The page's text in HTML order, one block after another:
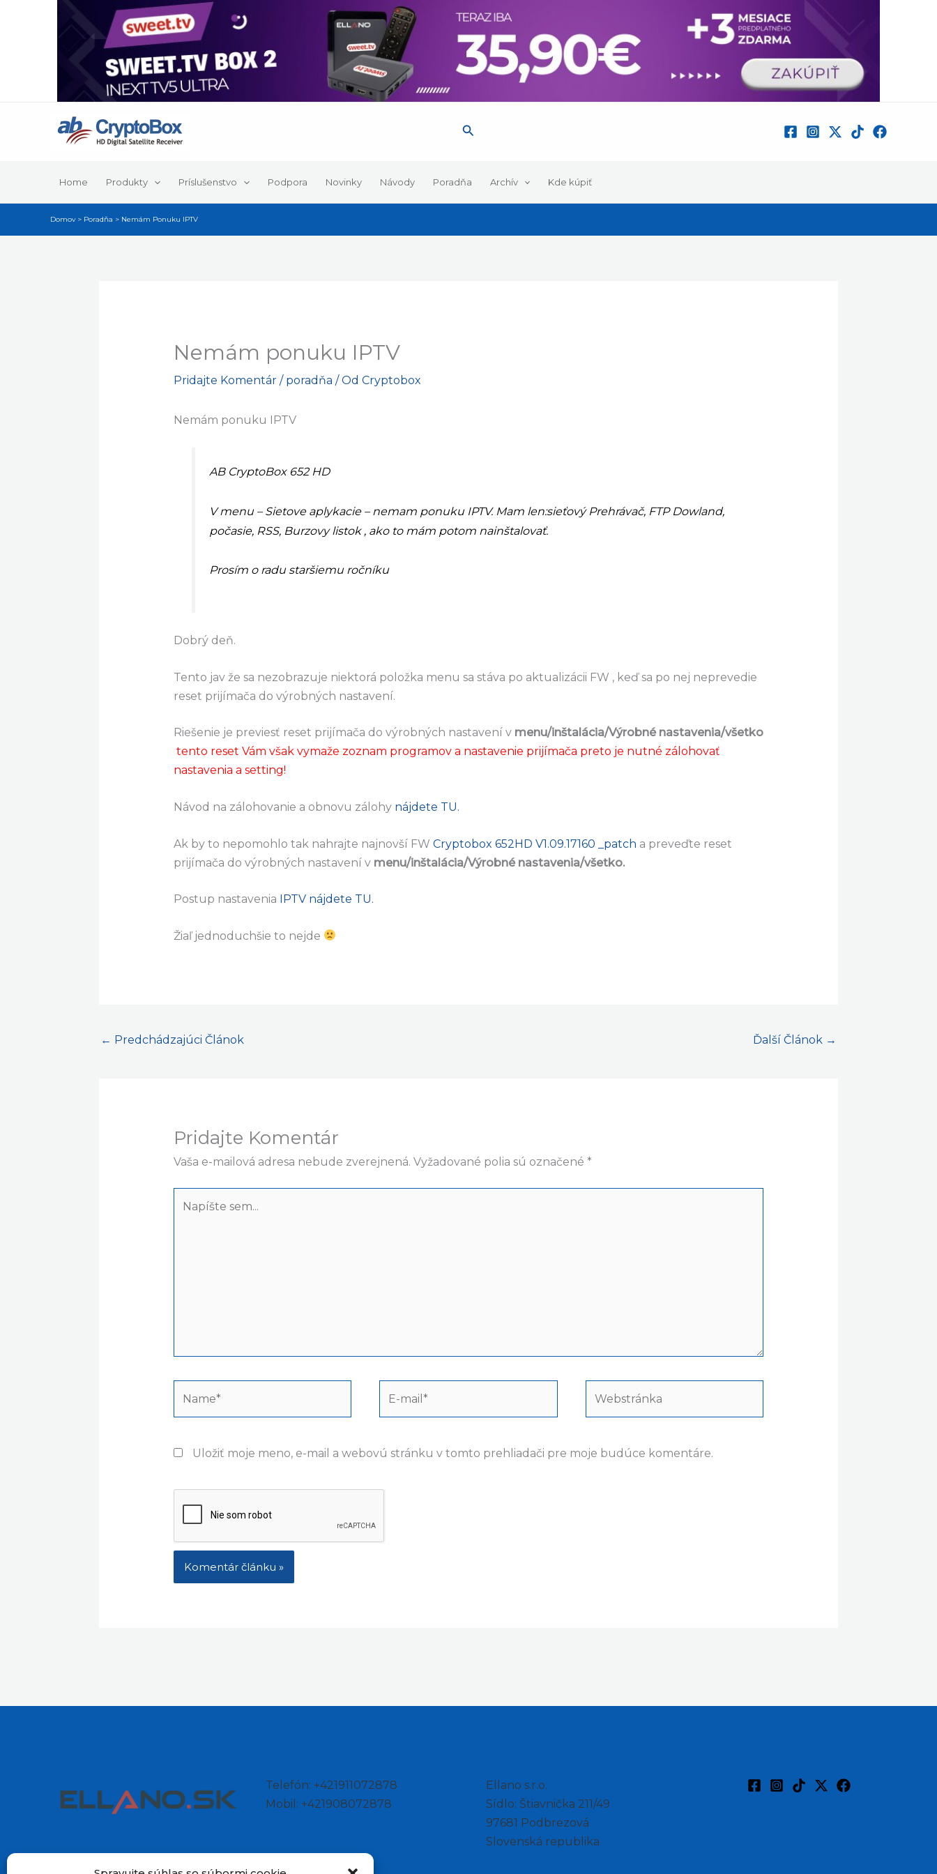
Hľadať
Home Produkty Príslušenstvo Podpora Novinky Návody Poradňa Archív Kde kúpiť
Domov Poradňa Nemám Ponuku IPTV
Nemám ponuku IPTV
Pridajte Komentár / poradňa / Od Cryptobox
Nemám ponuku IPTV
AB CryptoBox 652 HD
V menu – Sietove aplykacie – nemam ponuku IPTV. Mam len:sieťový Prehrávač, FTP Dowland,
počasie, RSS, Burzovy listok , ako to mám potom nainštalovať.
Prosím o radu staršiemu ročníku
Dobrý deň.
Tento jav že sa nezobrazuje niektorá položka menu sa stáva po aktualizácii FW , keď sa po nej neprevedie
reset prijímača do výrobných nastavení.
Riešenie je previesť reset prijímača do výrobných nastavení v menu/inštalácia/Výrobné nastavenia/všetko
tento reset Vám však vymaže zoznam programov a nastavenie prijímača preto je nutné zálohovať
nastavenia a setting!
Návod na zálohovanie a obnovu zálohy nájdete TU.
Ak by to nepomohlo tak nahrajte najnovší FW Cryptobox 652HD V1.09.17160 _patch a preveďte reset
prijímača do výrobných nastavení v menu/inštalácia/Výrobné nastavenia/všetko.
Postup nastavenia IPTV nájdete TU.
Žiaľ jednoduchšie to nejde
← Predchádzajúci Článok Ďalší Článok →
Pridajte Komentár
Vaša e-mailová adresa nebude zverejnená. Vyžadované polia sú označené *
sem...
Uložiť moje meno, e-mail a webovú stránku v tomto prehliadači pre moje budúce komentáre.
Telefón: +421911072878
Mobil: +421908072878
Ellano s.r.o.
Sídlo: Štiavnička 211/49
97681 Podbrezová
Slovenská republika